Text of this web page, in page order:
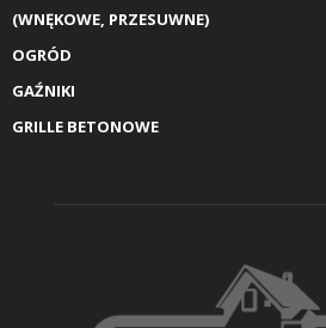
(WNĘKOWE, PRZESUWNE)
OGRÓD
GAŹNIKI
GRILLE BETONOWE